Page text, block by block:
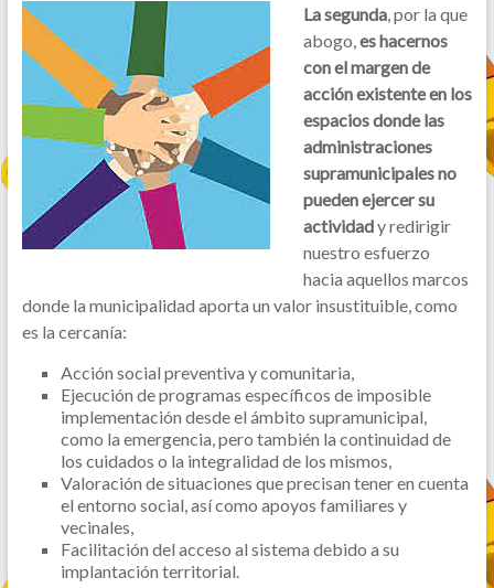
La segunda, por la que
abogo,es hacernos
con el margen de
acción existente en los
espacios donde las
administraciones
supramunicipales no
pueden ejercer su
actividady redirigir
nuestro esfuerzo
hacia aquellos marcos
donde la municipalidad aporta un valor insustituible, como
es la cercanía:
Acción social preventiva y comunitaria,
Ejecución de programas específicos de imposible
implementación desde el ámbito supramunicipal,
como la emergencia, pero también la continuidad de
los cuidados o la integralidad de los mismos,
Valoración de situaciones que precisan tener en cuenta
el entorno social, así como apoyos familiares y
vecinales,
Facilitación del acceso al sistema debido a su
implantación territorial.